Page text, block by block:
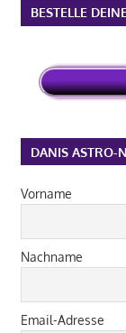
Alternative:
BESTELLE
DANIS ASTRO-
Vorname
Nachname
Email-Adresse